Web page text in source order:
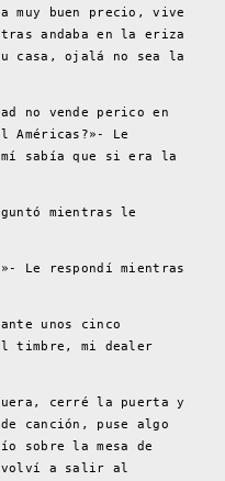
muy buen precio, vive
andaba en la eriza
casa, ojalá no sea la
no vende perico en
Américas?»- Le
mí sabía que si era la
mientras le
Le respondí mientras
unos cinco
timbre, mi dealer
cerré la puerta y
canción, puse algo
sobre la mesa de
volví a salir al